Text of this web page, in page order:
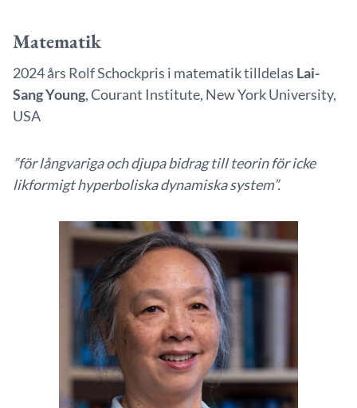
Matematik
2024 års Rolf Schockpris i matematik tilldelas Lai-
Sang Young, Courant Institute, New York University,
USA
”för långvariga och djupa bidrag till teorin för icke
likformigt hyperboliska dynamiska system”.